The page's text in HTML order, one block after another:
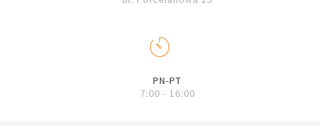
L
PN-PT
7:00 - 16:00